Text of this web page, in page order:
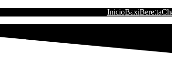
InicioBaxiBeretta